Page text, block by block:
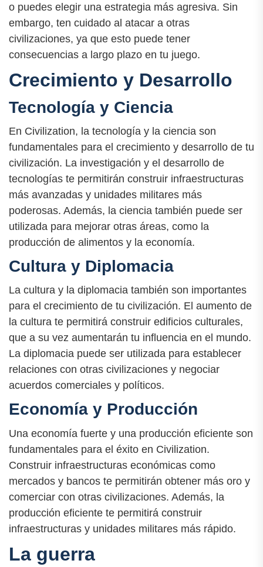
o puedes elegir una estrategia más agresiva. Sin
embargo, ten cuidado al atacar a otras
civilizaciones, ya que esto puede tener
consecuencias a largo plazo en tu juego.
Crecimiento y Desarrollo
Tecnología y Ciencia
En Civilization, la tecnología y la ciencia son
fundamentales para el crecimiento y desarrollo de tu
civilización. La investigación y el desarrollo de
tecnologías te permitirán construir infraestructuras
más avanzadas y unidades militares más
poderosas. Además, la ciencia también puede ser
utilizada para mejorar otras áreas, como la
producción de alimentos y la economía.
Cultura y Diplomacia
La cultura y la diplomacia también son importantes
para el crecimiento de tu civilización. El aumento de
la cultura te permitirá construir edificios culturales,
que a su vez aumentarán tu influencia en el mundo.
La diplomacia puede ser utilizada para establecer
relaciones con otras civilizaciones y negociar
acuerdos comerciales y políticos.
Economía y Producción
Una economía fuerte y una producción eficiente son
fundamentales para el éxito en Civilization.
Construir infraestructuras económicas como
mercados y bancos te permitirán obtener más oro y
comerciar con otras civilizaciones. Además, la
producción eficiente te permitirá construir
infraestructuras y unidades militares más rápido.
La guerra